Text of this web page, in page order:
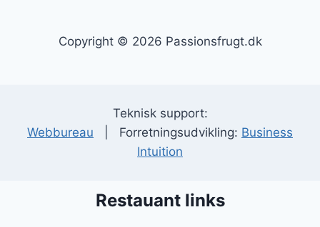
Copyright © 2026 Passionsfrugt.dk
Teknisk support:
Webbureau | Forretningsudvikling: Business
Intuition
Restauant links